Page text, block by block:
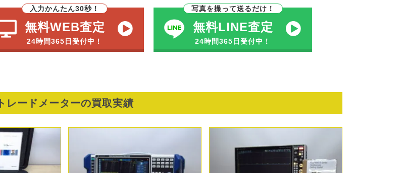
入力かんたん30秒！
無料WEB査定
24時間365日受付中！
写真を撮って送るだけ！
無料LINE査定
24時間365日受付中！
トレードメーターの買取実績